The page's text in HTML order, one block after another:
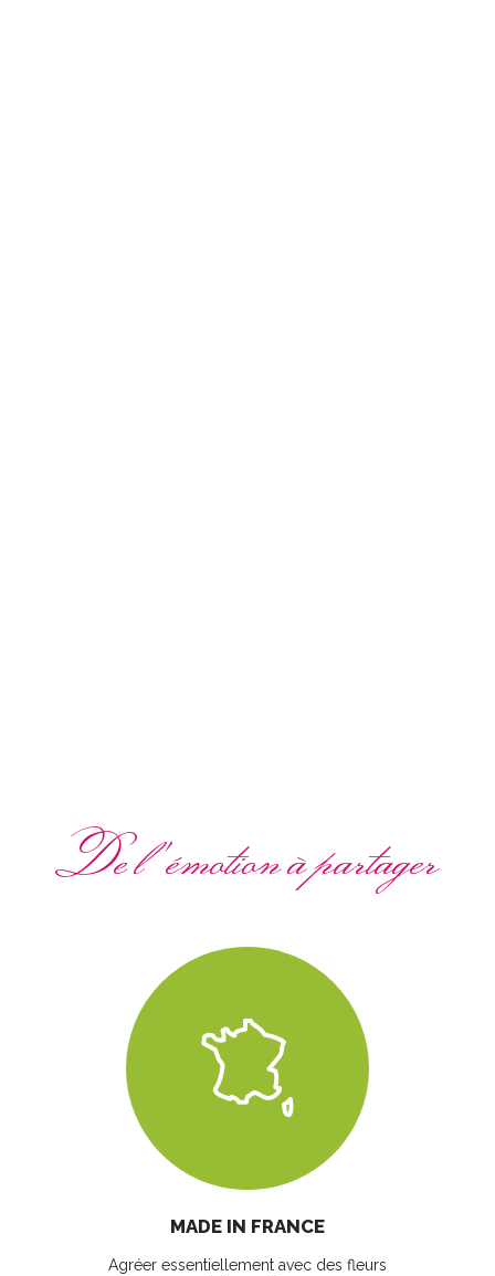
De l'émotion à partager
MADE IN FRANCE
Agréer essentiellement avec des fleurs